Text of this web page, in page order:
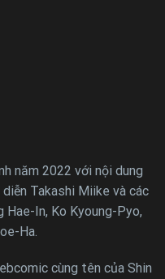
năm 2022 với nội dung
Takashi Miike và các
Hae-In, Ko Kyoung-Pyo,
Ha.
cùng tên của Shin